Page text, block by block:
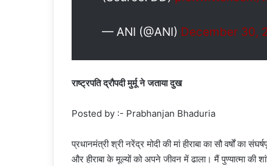
— ANI (@ANI) December 30,
राष्ट्रपति द्रौपदी मुर्मू ने जताया दुख
Posted by :- Prabhanjan Bhaduria
प्रधानमंत्री श्री नरेंद्र मोदी की मां हीराबा का सौ वर्षों का
और हीराबा के मूल्यों को अपने‌ जीवन में ढाला। मैं पुण्यात्मा की